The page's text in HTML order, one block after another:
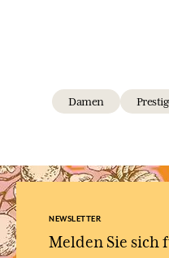
Damen
NEWSLETTER
Melden Sie sich